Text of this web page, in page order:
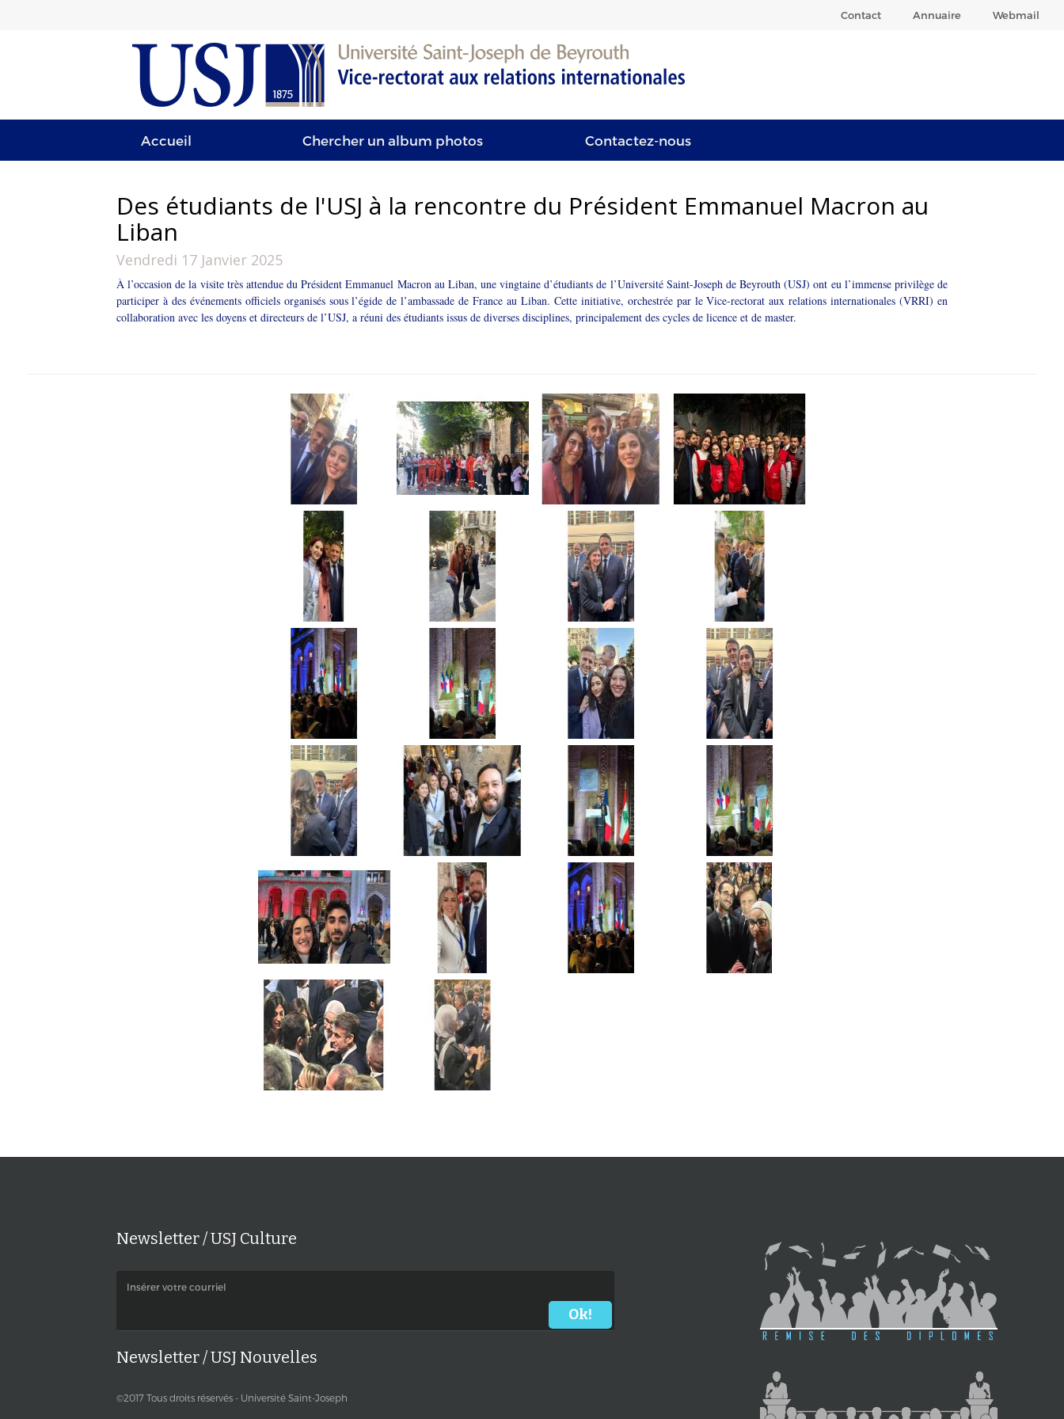
Contact Annuaire Webmail
Accueil Chercher un album photos Contactez-nous
Des étudiants de l'USJ à la rencontre du Président Emmanuel Macron au
Liban
Vendredi 17 Janvier 2025
À l’occasion de la visite très attendue du Président Emmanuel Macron au Liban, une vingtaine d’étudiants de l’Université Saint-Joseph de Beyrouth (USJ) ont eu l’immense privilège de
participer à des événements officiels organisés sous l’égide de l’ambassade de France au Liban. Cette initiative, orchestrée par le Vice-rectorat aux relations internationales (VRRI) en
collaboration avec les doyens et directeurs de l’USJ, a réuni des étudiants issus de diverses disciplines, principalement des cycles de licence et de master.
Newsletter / USJ Culture
Newsletter / USJ Nouvelles
©2017 Tous droits réservés - Université Saint-Joseph